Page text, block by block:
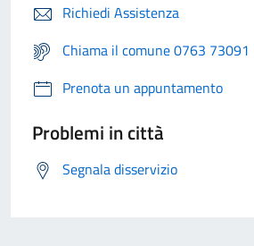
Richiedi Assistenza
Chiama il comune 0763 73091
Prenota un appuntamento
Problemi in città
Segnala disservizio